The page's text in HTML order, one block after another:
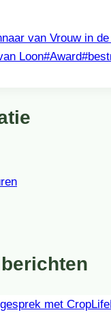
van Vrouw in
Loon#Award#